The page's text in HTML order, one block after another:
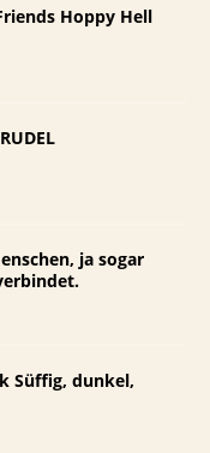
Hoppy Hell
ja sogar
Süffig, dunkel,